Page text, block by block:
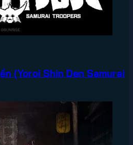
(Yoroi Shin Den Samurai